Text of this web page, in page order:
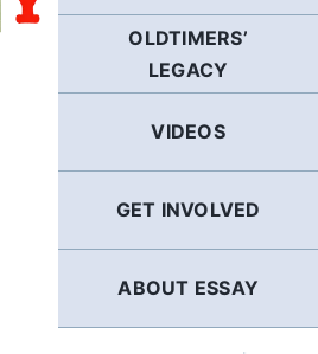
OLDTIMERS’
LEGACY
VIDEOS
GET INVOLVED
ABOUT ESSAY